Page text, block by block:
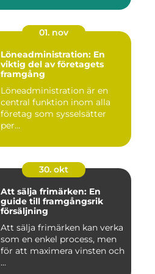
01. nov
Löneadministration: En
viktig del av företagets
framgång
Löneadministration är en
central funktion inom alla
företag som sysselsätter
per...
30. okt
Att sälja frimärken: En
guide till framgångsrik
försäljning
Att sälja frimärken kan verka
som en enkel process, men
för att maximera vinsten och
...